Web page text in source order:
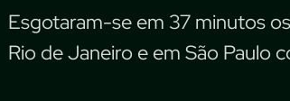
Esgotaram-se em 37 minutos
Rio de Janeiro e em São Paulo